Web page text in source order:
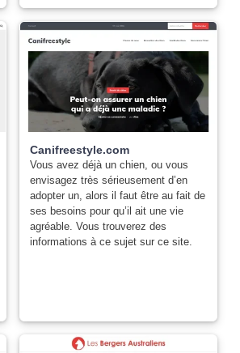
Canifreestyle.com
Vous avez déjà un chien, ou vous
envisagez très sérieusement d’en
adopter un, alors il faut être au fait de
ses besoins pour qu’il ait une vie
agréable. Vous trouverez des
informations à ce sujet sur ce site.